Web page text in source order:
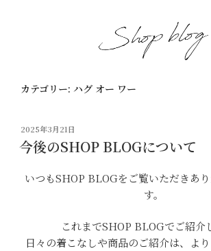
カテゴリー: ハグ オー ワー
投
稿
日:
2025年3月21日
今後のSHOP BLOGについて
いつもSHOP BLOGをご覧いただきあ
す。
これまでSHOP BLOGでご紹介
日々の着こなしや商品のご紹介は、よ